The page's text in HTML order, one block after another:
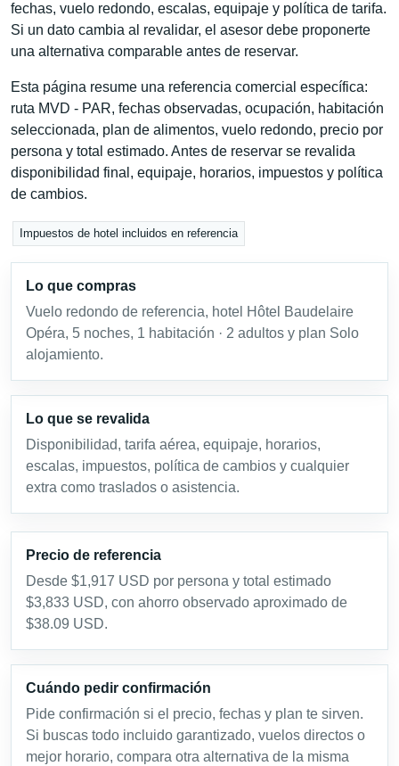
fechas, vuelo redondo, escalas, equipaje y política de tarifa.
Si un dato cambia al revalidar, el asesor debe proponerte
una alternativa comparable antes de reservar.
Esta página resume una referencia comercial específica:
ruta MVD - PAR, fechas observadas, ocupación, habitación
seleccionada, plan de alimentos, vuelo redondo, precio por
persona y total estimado. Antes de reservar se revalida
disponibilidad final, equipaje, horarios, impuestos y política
de cambios.
Impuestos de hotel incluidos en referencia
Lo que compras
Vuelo redondo de referencia, hotel Hôtel Baudelaire
Opéra, 5 noches, 1 habitación · 2 adultos y plan Solo
alojamiento.
Lo que se revalida
Disponibilidad, tarifa aérea, equipaje, horarios,
escalas, impuestos, política de cambios y cualquier
extra como traslados o asistencia.
Precio de referencia
Desde $1,917 USD por persona y total estimado
$3,833 USD, con ahorro observado aproximado de
$38.09 USD.
Cuándo pedir confirmación
Pide confirmación si el precio, fechas y plan te sirven.
Si buscas todo incluido garantizado, vuelos directos o
mejor horario, compara otra alternativa de la misma